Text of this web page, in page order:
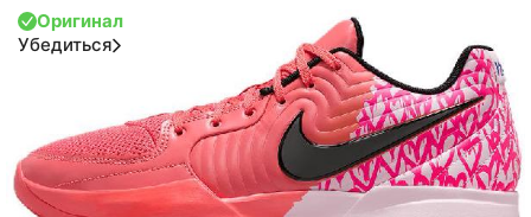
Оригинал
Убедиться